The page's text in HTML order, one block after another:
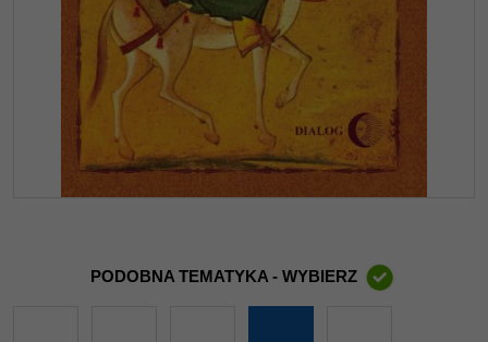
PODOBNA TEMATYKA - WYBIERZ